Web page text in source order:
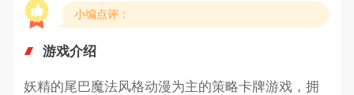
小编点评：
游戏介绍
妖精的尾巴魔法风格动漫为主的策略卡牌游戏，拥